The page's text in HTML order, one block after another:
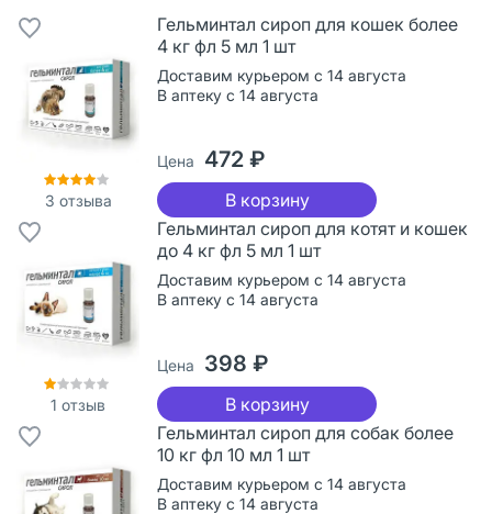
3 отзыва
Гельминтал сироп для кошек более
4 кг фл 5 мл 1 шт
Доставим курьером с 14 августа
В аптеку с 14 августа
Цена 472 ₽
В корзину
1 отзыв
Гельминтал сироп для котят и кошек
до 4 кг фл 5 мл 1 шт
Доставим курьером с 14 августа
В аптеку с 14 августа
Цена 398 ₽
В корзину
Гельминтал сироп для собак более
10 кг фл 10 мл 1 шт
Доставим курьером с 14 августа
В аптеку с 14 августа